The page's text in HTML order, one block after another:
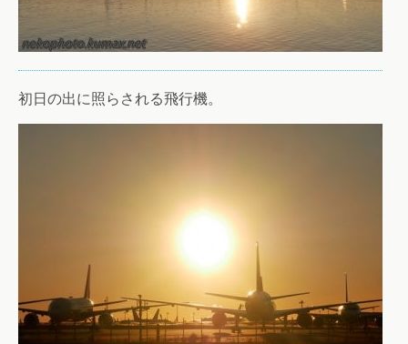
初日の出に照らされる飛行機。